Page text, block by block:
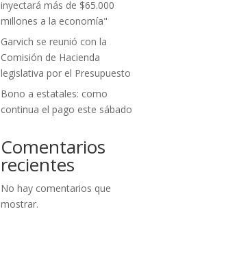
inyectará más de $65.000
millones a la economía"
Garvich se reunió con la
Comisión de Hacienda
legislativa por el Presupuesto
Bono a estatales: como
continua el pago este sábado
Comentarios
recientes
No hay comentarios que
mostrar.